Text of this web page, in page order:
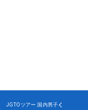
JGTOツアー 国内男子